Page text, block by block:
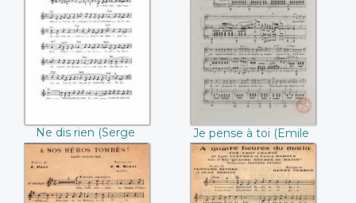
Ne dis rien (Serge
Bessière)
Ne dis rien (Serge
Bessière)
Je pense à toi
(Emile Bret / Alfred
Guichon)
Je pense à toi (Emile
Bret / Alfred
Guichon)